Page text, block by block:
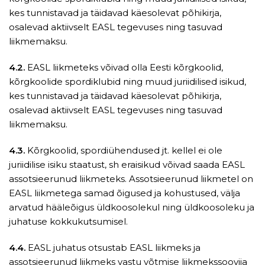
kes tunnistavad ja täidavad käesolevat põhikirja,
osalevad aktiivselt EASL tegevuses ning tasuvad
liikmemaksu.
4.2. EASL liikmeteks võivad olla Eesti kõrgkoolid,
kõrgkoolide spordiklubid ning muud juriidilised isikud,
kes tunnistavad ja täidavad käesolevat põhikirja,
osalevad aktiivselt EASL tegevuses ning tasuvad
liikmemaksu.
4.3. Kõrgkoolid, spordiühendused jt. kellel ei ole
juriidilise isiku staatust, sh eraisikud võivad saada EASL
assotsieerunud liikmeteks. Assotsieerunud liikmetel on
EASL liikmetega samad õigused ja kohustused, välja
arvatud hääleõigus üldkoosolekul ning üldkoosoleku ja
juhatuse kokkukutsumisel.
4.4. EASL juhatus otsustab EASL liikmeks ja
assotsieerunud liikmeks vastu võtmise liikmekssoovija